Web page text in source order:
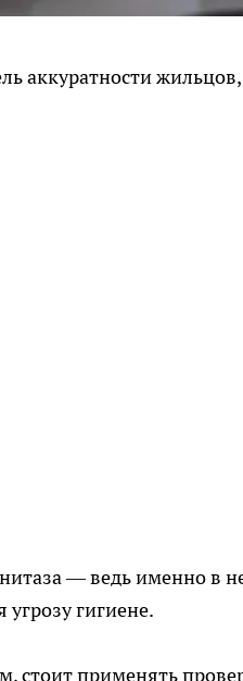
аккуратности
— ведь именно в
гигиене.
стоит применять